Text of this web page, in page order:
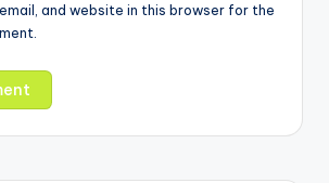
and website in this browser for the